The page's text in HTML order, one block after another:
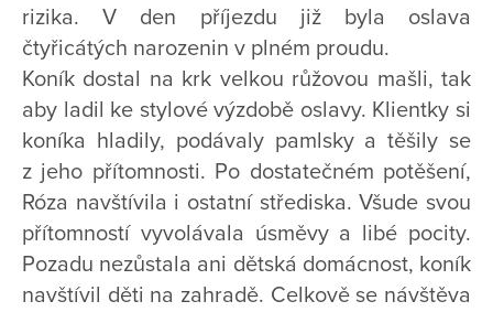
rizika. V den příjezdu již byla oslava
čtyřicátých narozenin v plném proudu.
Koník dostal na krk velkou růžovou mašli, tak
aby ladil ke stylové výzdobě oslavy. Klientky si
koníka hladily, podávaly pamlsky a těšily se
z jeho přítomnosti. Po dostatečném potěšení,
Róza navštívila i ostatní střediska. Všude svou
přítomností vyvolávala úsměvy a libé pocity.
Pozadu nezůstala ani dětská domácnost, koník
navštívil děti na zahradě. Celkově se návštěva